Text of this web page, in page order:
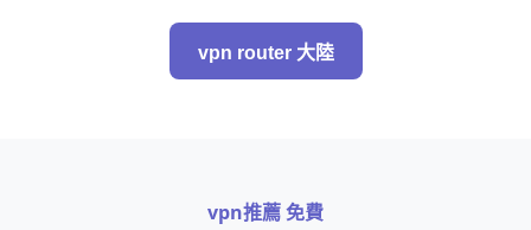
vpn router 大陸
vpn推薦 免費